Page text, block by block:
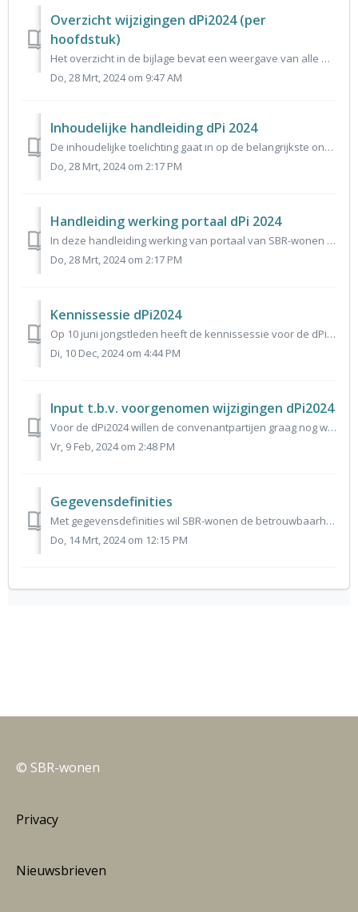
Overzicht wijzigingen dPi2024 (per
hoofdstuk)
Het overzicht in de bijlage bevat een weergave van alle wijzigingen in het gegevensmodel dPi2024 ten opzichte van gegevensmodel dPi2023.
Do, 28 Mrt, 2024 om 9:47 AM
Inhoudelijke handleiding dPi 2024
De inhoudelijke toelichting gaat in op de belangrijkste onderdelen van de dPi 2024 en de wijzigingen in de gegevensuitvraag ten opzichte van voorgaand jaar.
Do, 28 Mrt, 2024 om 2:17 PM
Handleiding werking portaal dPi 2024
In deze handleiding werking van portaal van SBR-wonen voor dPi 2024 leggen wij stapsgewijs uit hoe het portaal werkt. Het gaat om de volgende stappen: - al...
Do, 28 Mrt, 2024 om 2:17 PM
Kennissessie dPi2024
Op 10 juni jongstleden heeft de kennissessie voor de dPi2024 plaatsgevonden. Tijdens deze bijeenkomst hebben de convenantpartijen aanvullende toelichting ge...
Di, 10 Dec, 2024 om 4:44 PM
Input t.b.v. voorgenomen wijzigingen dPi2024
Voor de dPi2024 willen de convenantpartijen graag nog waardevolle input halen vanuit de sector. Naar aanleiding van de input vanuit de Expertgroep en overle...
Vr, 9 Feb, 2024 om 2:48 PM
Gegevensdefinities
Met gegevensdefinities wil SBR-wonen de betrouwbaarheid en eenduidigheid van informatie in de gegevensopvraag dPi en dVi verder verbeteren en het proces van...
Do, 14 Mrt, 2024 om 12:15 PM
© SBR-wonen
Privacy
Nieuwsbrieven